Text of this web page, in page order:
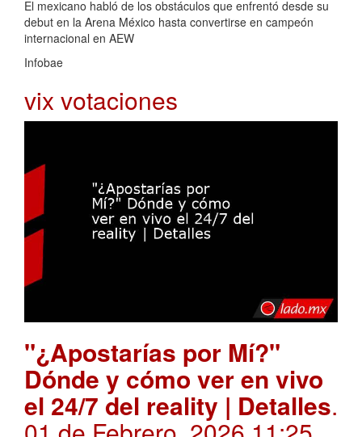
El mexicano habló de los obstáculos que enfrentó desde su
debut en la Arena México hasta convertirse en campeón
internacional en AEW
Infobae
vix votaciones
"¿Apostarías por Mí?"
Dónde y cómo ver en vivo
el 24/7 del reality | Detalles.